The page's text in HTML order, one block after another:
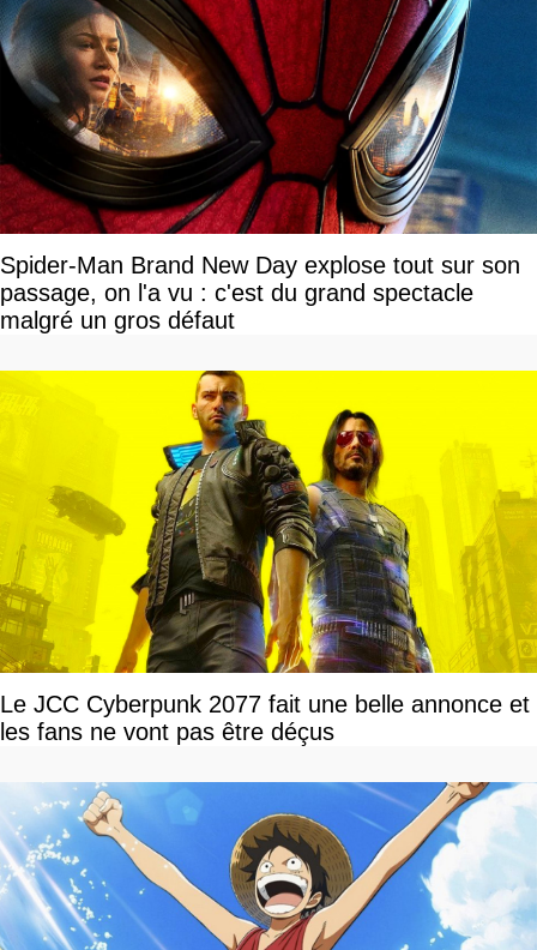
Spider-Man Brand New Day explose tout sur son
passage, on l'a vu : c'est du grand spectacle
malgré un gros défaut
Le JCC Cyberpunk 2077 fait une belle annonce et
les fans ne vont pas être déçus